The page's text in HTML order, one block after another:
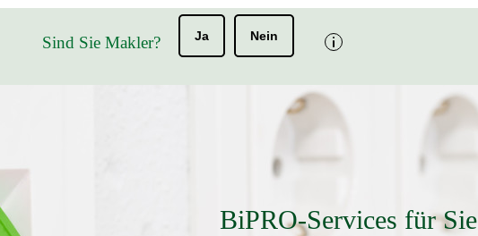
Sind Sie Makler? Ja Nein
BiPRO-Services für Sie